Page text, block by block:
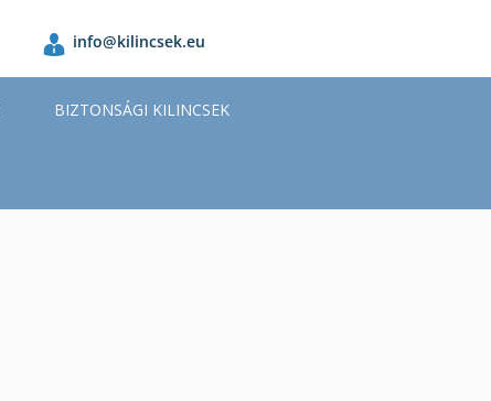
info@kilincsek.eu
BIZTONSÁGI KILINCSEK